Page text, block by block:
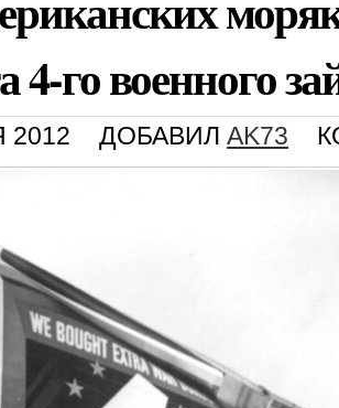
4-го военного
2012 ДОБАВИЛ AK73